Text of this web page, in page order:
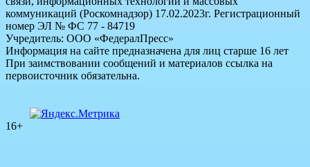
коммуникаций (Роскомнадзор) 17.02.2023г. Регистрационный
номер ЭЛ № ФС 77 - 84719
Учредитель: ООО «ФедералПресс»
Информация на сайте предназначена для лиц старше 16 лет
При заимствовании сообщений и материалов ссылка на
первоисточник обязательна.
16+